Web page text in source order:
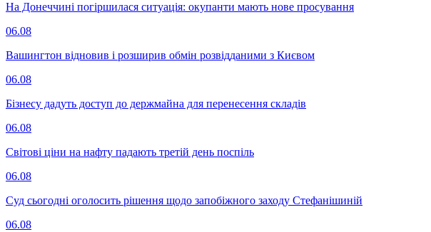
На Донеччині погіршилася ситуація: окупанти мають нове просування
06.08
Вашингтон відновив і розширив обмін розвідданими з Києвом
06.08
Бізнесу дадуть доступ до держмайна для перенесення складів
06.08
Світові ціни на нафту падають третій день поспіль
06.08
Суд сьогодні оголосить рішення щодо запобіжного заходу Стефанішиній
06.08